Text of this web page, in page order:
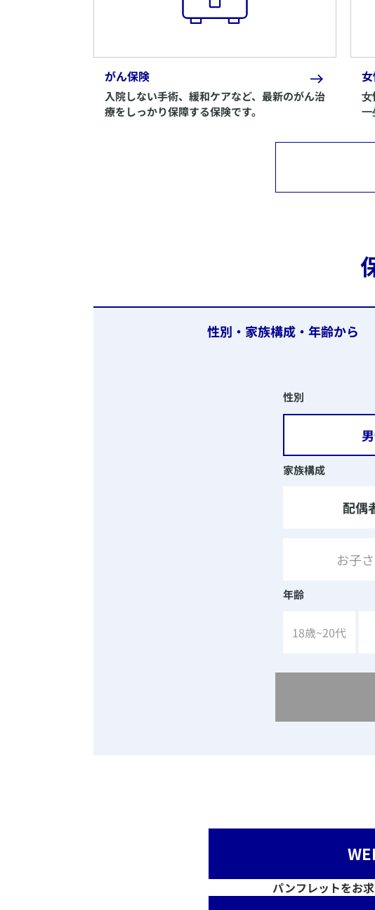
がん保険
入院しない手術、緩和ケアなど、最新のがん治
療をしっかり保障する保険です。
⼥
⼀
性別
家族構成
配偶
お子
年齢
18歳~20代
パンフレットをお